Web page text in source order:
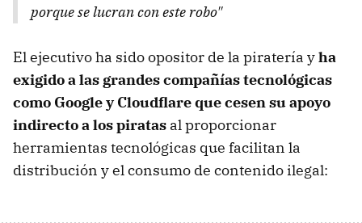
porque se lucran con este robo"
El ejecutivo ha sido opositor de la piratería yha
exigido a las grandes compañías tecnológicas
como Google y Cloudflare que cesen su apoyo
indirecto a los piratas al proporcionar
herramientas tecnológicas que facilitan la
distribución y el consumo de contenido ilegal: